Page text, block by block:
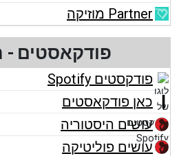
Partner מוזיקה
פודקאסטים -
פודקסטים Spotify
כאן פודקאסטים
עושים היסטוריה
עושים פוליטיקה